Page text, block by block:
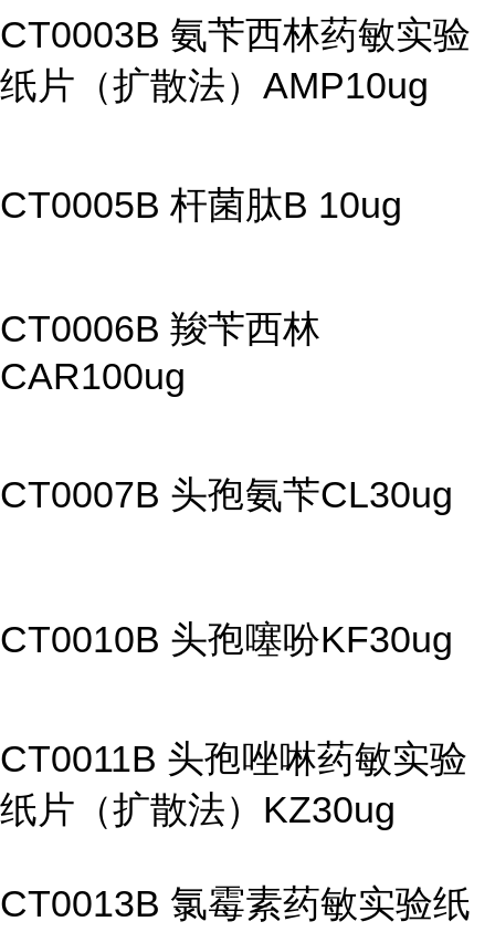
CT0003B 氨苄西林药敏实验
纸片（扩散法）AMP10ug
CT0005B 杆菌肽B 10ug
CT0006B 羧苄西林
CAR100ug
CT0007B 头孢氨苄CL30ug
CT0010B 头孢噻吩KF30ug
CT0011B 头孢唑啉药敏实验
纸片（扩散法）KZ30ug
CT0013B 氯霉素药敏实验纸